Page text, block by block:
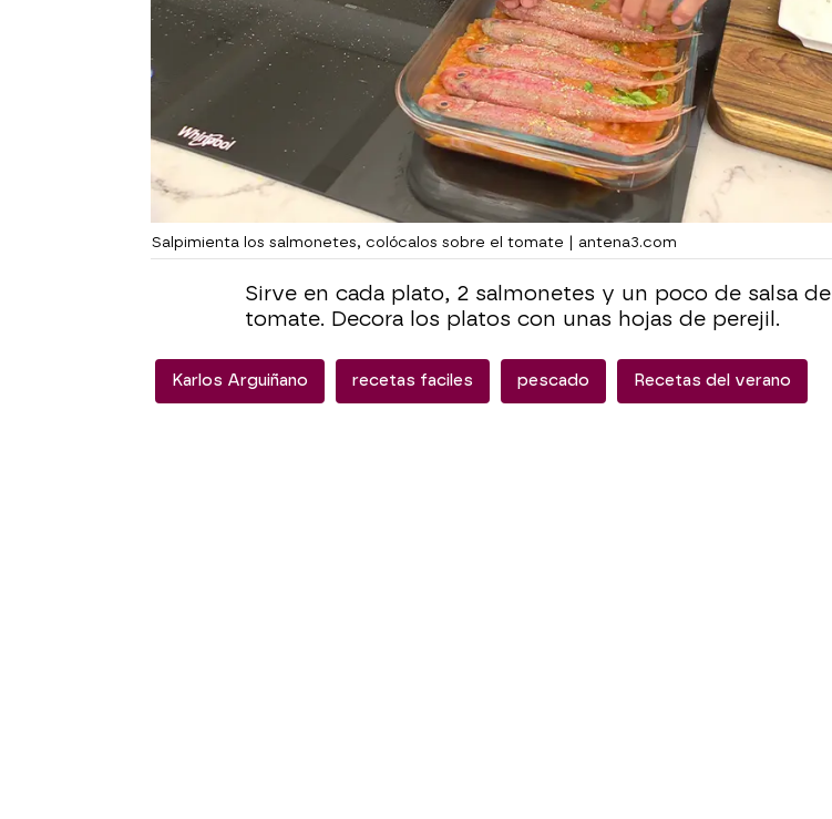
Salpimienta los salmonetes, colócalos sobre el tomate | antena3.com
Sirve en cada plato, 2 salmonetes y un poco de salsa de
tomate. Decora los platos con unas hojas de perejil.
Karlos Arguiñano recetas faciles pescado Recetas del verano